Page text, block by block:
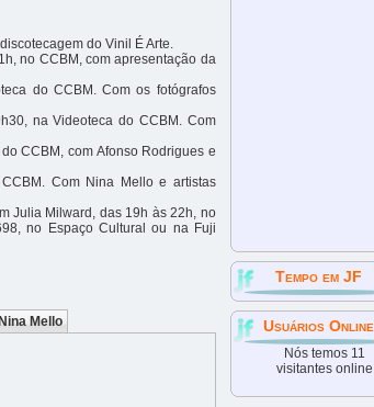
do Vinil É Arte.
no CCBM, com apresentação da
do CCBM. Com os fotógrafos
na Videoteca do CCBM. Com
CCBM, com Afonso Rodrigues e
Com Nina Mello e artistas
Julia Milward, das 19h às 22h, no
no Espaço Cultural ou na Fuji
Mello
Tempo em JF
Usuários Online
Nós temos 11
visitantes online